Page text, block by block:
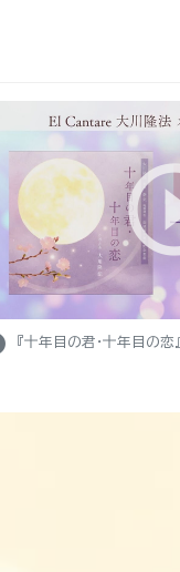
『十年目の君・十年目の恋